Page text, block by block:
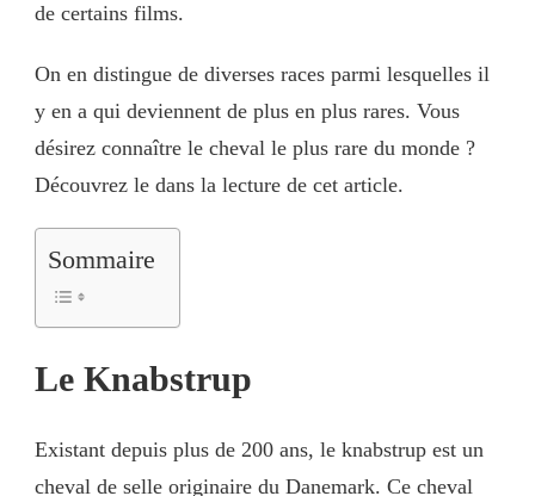
de certains films.
On en distingue de diverses races parmi lesquelles il
y en a qui deviennent de plus en plus rares. Vous
désirez connaître le cheval le plus rare du monde ?
Découvrez le dans la lecture de cet article.
Sommaire
Le Knabstrup
Existant depuis plus de 200 ans, le knabstrup est un
cheval de selle originaire du Danemark. Ce cheval